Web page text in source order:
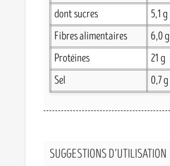
dont sucres
5,1 g
Fibres alimentaires
6,0 g
Protéines
21 g
Sel
0,7 g
SUGGESTIONS D’UTILISATION